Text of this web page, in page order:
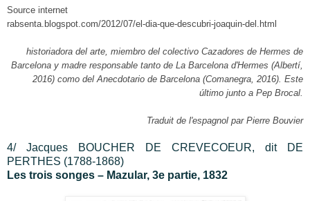
Source internet
rabsenta.blogspot.com/2012/07/el-dia-que-descubri-joaquin-del.html
historiadora del arte, miembro del colectivo Cazadores de Hermes de
Barcelona y madre responsable tanto de La Barcelona d'Hermes (Albertí,
2016) como del Anecdotario de Barcelona (Comanegra, 2016). Este
último junto a Pep Brocal.
Traduit de l'espagnol par Pierre Bouvier
4/ Jacques BOUCHER DE CREVECOEUR, dit DE
PERTHES (1788-1868)
Les trois songes – Mazular, 3e partie, 1832